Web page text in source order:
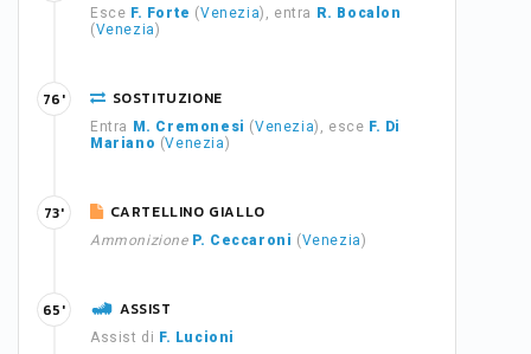
Esce F. Forte (Venezia), entra
R. Bocalon
(Venezia)
SOSTITUZIONE
Entra M. Cremonesi (Venezia), esce F. Di
Mariano (Venezia)
76'
CARTELLINO GIALLO
Ammonizione P. Ceccaroni (Venezia)
73'
ASSIST
Assist di F. Lucioni
65'